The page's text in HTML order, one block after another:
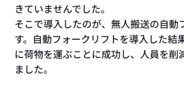
きていませんでした。
そこで導入したのが、無人搬送の自動
す。自動フォークリフトを導入した結
に荷物を運ぶことに成功し、人員を削
ました。